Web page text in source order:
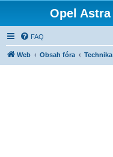
Opel
FAQ
Web Obsah fóra Technika